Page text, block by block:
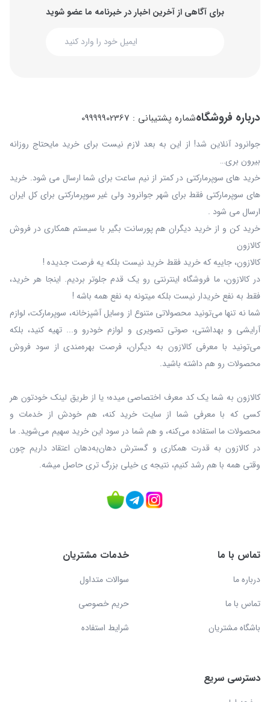
برای آگاهی از آخرین اخبار در خبرنامه ما عضو شوید
درباره فروشگاهشماره پشتیبانی : 09999902367
جوانرود آنلاین شد! از این به بعد لازم نیست برای خرید مایحتاج روزانه
بیرون بری…
خرید های سوپرمارکتی در کمتر از نیم ساعت برای شما ارسال می شود. خرید
های سوپرمارکتی فقط برای شهر جوانرود ولی غیر سوپرمارکتی برای کل ایران
ارسال می شود .
خرید کن و از خرید دیگران هم پورسانت بگیر با سیستم همکاری در فروش
کالازون
کالازون، جاییه که خرید فقط خرید نیست بلکه یه فرصت جدیده !
در کالازون، ما فروشگاه اینترنتی رو یک قدم جلوتر بردیم. اینجا هر خرید،
فقط به نفع خریدار نیست بلکه میتونه به نفع همه باشه !
شما نه‌ تنها می‌تونید محصولاتی متنوع از وسایل آشپزخانه، سوپرمارکت، لوازم
آرایشی و بهداشتی، صوتی تصویری و لوازم خودرو و... تهیه کنید، بلکه
می‌تونید با معرفی کالازون به دیگران، فرصت بهره‌مندی از سود فروش
محصولات رو هم داشته باشید.
کالازون به شما یک کد معرف اختصاصی میده؛ یا از طریق لینک خودتون هر
کسی که با معرفی شما از سایت خرید کنه، هم خودش از خدمات و
محصولات ما استفاده می‌کنه، و هم شما در سود این خرید سهیم می‌شوید. ما
در کالازون به قدرت همکاری و گسترش دهان‌به‌دهان اعتقاد داریم چون
وقتی همه با هم رشد کنیم، نتیجه ی خیلی بزرگ‌ تری حاصل میشه.
تماس با ما
درباره ما
تماس با ما
باشگاه مشتریان
خدمات مشتریان
سوالات متداول
حریم خصوصی
شرایط استفاده
دسترسی سریع